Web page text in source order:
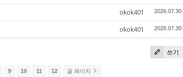
okok401 2026.07.30
okok401 2026.07.30
쓰기
9 10 11 12 끝 페이지